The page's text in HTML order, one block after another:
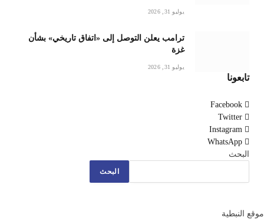
يوليو 31, 2026
ترامب يعلن التوصل إلى «اتفاق تاريخي» بشأن
غزة
يوليو 31, 2026
تابعونا
Facebook
Twitter
Instagram
WhatsApp
البحث
البحث
موقع النبطية